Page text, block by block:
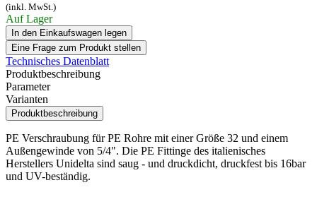
(inkl. MwSt.)
Auf Lager
In den Einkaufswagen legen
Eine Frage zum Produkt stellen
Technisches Datenblatt
Produktbeschreibung
Parameter
Varianten
Produktbeschreibung
PE Verschraubung für PE Rohre mit einer Größe 32 und einem
Außengewinde von 5/4". Die PE Fittinge des italienisches
Herstellers Unidelta sind saug - und druckdicht, druckfest bis 16bar
und UV-beständig.